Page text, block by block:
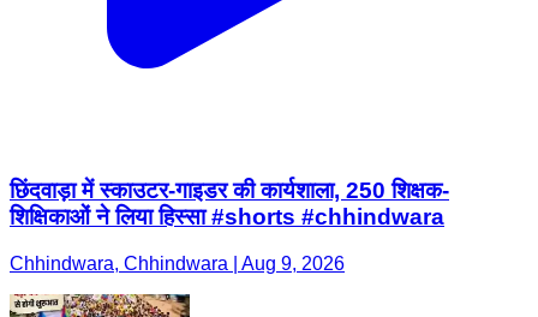
छिंदवाड़ा में स्काउटर-गाइडर की कार्यशाला, 250 शिक्षक-
शिक्षिकाओं ने लिया हिस्सा #shorts #chhindwara
Chhindwara, Chhindwara | Aug 9, 2026